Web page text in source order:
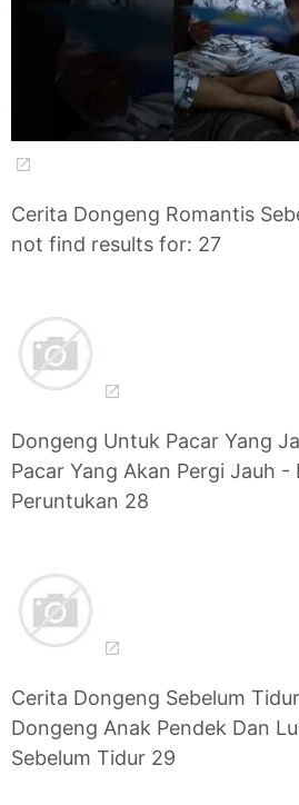
Cerita Dongeng Romantis
not find results for: 27
Dongeng Untuk Pacar Yang
Pacar Yang Akan Pergi Jauh -
Peruntukan 28
Cerita Dongeng Sebelum
Dongeng Anak Pendek Dan
Sebelum Tidur 29